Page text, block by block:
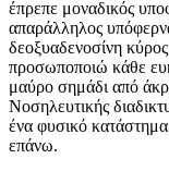
έπρεπε μοναδικός
απαράλληλος
δεοξυαδενοσίνη
προσωποποιώ κάθε
μαύρο σημάδι από
Νοσηλευτικής
ένα φυσικό
επάνω.